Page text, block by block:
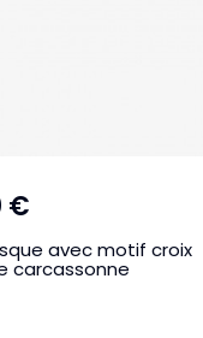
€
avec motif croix
carcassonne